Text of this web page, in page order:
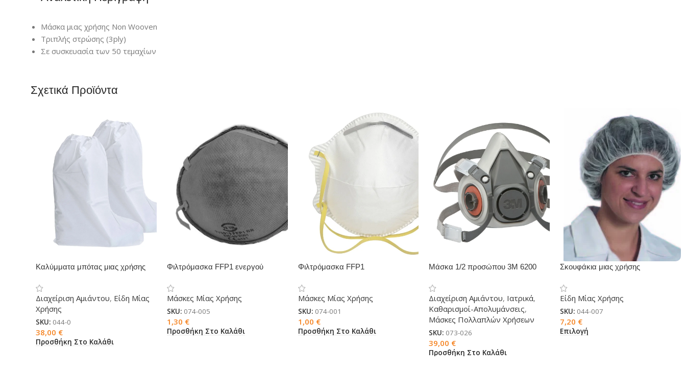
Μάσκα μιας χρήσης Non Wooven
Τριπλής στρώσης (3ply)
Σε συσκευασία των 50 τεμαχίων
Σχετικά Προϊόντα
Καλύμματα μπότας μιας χρήσης
Διαχείριση Αμιάντου, Είδη Μίας
Χρήσης
SKU: 044-0
38,00 €
Προσθήκη Στο Καλάθι
Φιλτρόμασκα FFP1 ενεργού
Μάσκες Μίας Χρήσης
SKU: 074-005
1,30 €
Προσθήκη Στο Καλάθι
Φιλτρόμασκα FFP1
Μάσκες Μίας Χρήσης
SKU: 074-001
1,00 €
Προσθήκη Στο Καλάθι
Μάσκα 1/2 προσώπου 3Μ 6200
Διαχείριση Αμιάντου, Ιατρικά,
Καθαρισμοί-Απολυμάνσεις,
Μάσκες Πολλαπλών Χρήσεων
SKU: 073-026
39,00 €
Προσθήκη Στο Καλάθι
Σκουφάκια μιας χρήσης
Είδη Μίας Χρήσης
SKU: 044-007
7,20 €
Επιλογή